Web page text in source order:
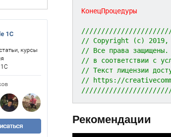
КонецПроцедуры
// Copyright (c) 2019,
// Все права защищены.
// в соответствии с
// Текст лицензии
// https://
Рекомендации